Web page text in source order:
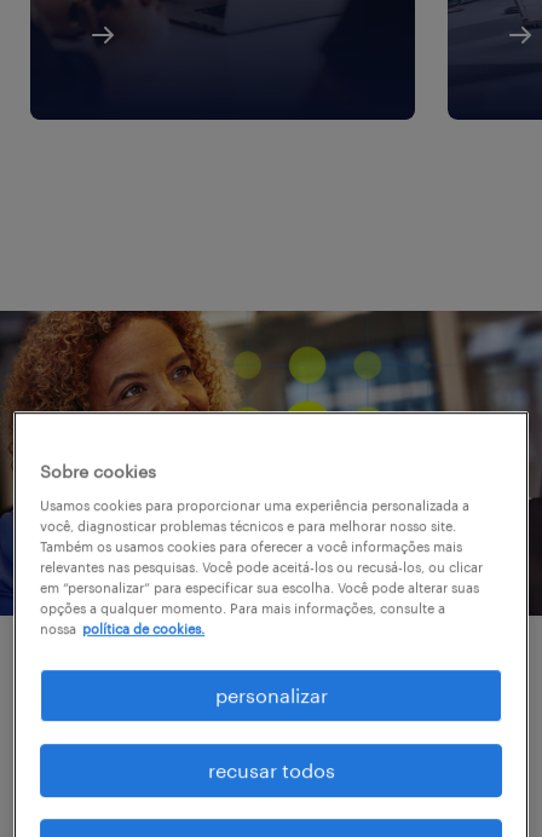
consultoria de talentos
Nossa prática de consultoria fornece uma
revisão e análise independente, com
perspectiva externa da sua estratégia de
Sobre cookies
Usamos cookies para proporcionar uma experiência personalizada a
você, diagnosticar problemas técnicos e para melhorar nosso site.
Também os usamos cookies para oferecer a você informações mais
relevantes nas pesquisas. Você pode aceitá-los ou recusá-los, ou clicar
em “personalizar” para especificar sua escolha. Você pode alterar suas
opções a qualquer momento. Para mais informações, consulte a
nossa política de cookies.
personalizar
recusar todos